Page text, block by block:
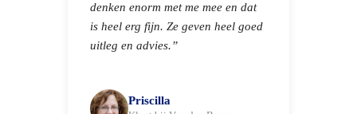
denken enorm met me mee en dat
is heel erg fijn. Ze geven heel goed
uitleg en advies.”
Priscilla